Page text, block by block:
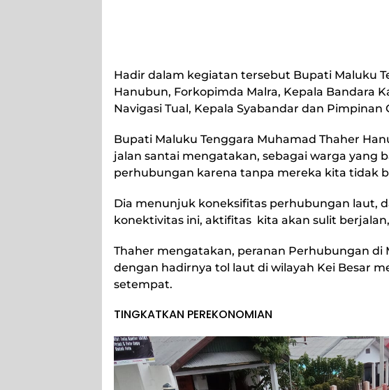
Hadir dalam kegiatan tersebut Bupati Maluku
Hanubun, Forkopimda Malra, Kepala Bandara
Navigasi Tual, Kepala Syabandar dan Pimpinan
Bupati Maluku Tenggara Muhamad Thaher
jalan santai mengatakan, sebagai warga yang
perhubungan karena tanpa mereka kita tidak
Dia menunjuk koneksifitas perhubungan laut,
konektivitas ini, aktifitas kita akan sulit
Thaher mengatakan, peranan Perhubungan di
dengan hadirnya tol laut di wilayah Kei Besar
setempat.
TINGKATKAN PEREKONOMIAN